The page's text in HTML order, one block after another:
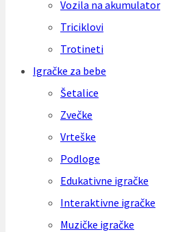
Vozila na akumulator
Triciklovi
Trotineti
Igračke za bebe
Šetalice
Zvečke
Vrteške
Podloge
Edukativne igračke
Interaktivne igračke
Muzičke igračke